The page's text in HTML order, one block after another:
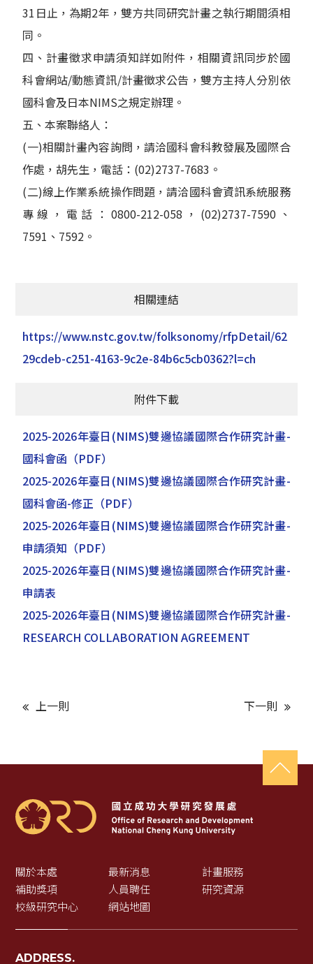
31日止，為期2年，雙方共同研究計畫之執行期間須相
同。
四、計畫徵求申請須知詳如附件，相關資訊同步於國
科會網站/動態資訊/計畫徵求公告，雙方主持人分別依
國科會及日本NIMS之規定辦理。
五、本案聯絡人：
(一)相關計畫內容詢問，請洽國科會科教發展及國際合
作處，胡先生，電話：(02)2737-7683。
(二)線上作業系統操作問題，請洽國科會資訊系統服務
專線，電話：0800-212-058，(02)2737-7590、
7591、7592。
相關連結
https://www.nstc.gov.tw/folksonomy/rfpDetail/62
29cdeb-c251-4163-9c2e-84b6c5cb0362?l=ch
附件下載
2025-2026年臺日(NIMS)雙邊協議國際合作研究計畫-
國科會函 （PDF）
2025-2026年臺日(NIMS)雙邊協議國際合作研究計畫-
國科會函-修正 （PDF）
2025-2026年臺日(NIMS)雙邊協議國際合作研究計畫-
申請須知 （PDF）
2025-2026年臺日(NIMS)雙邊協議國際合作研究計畫-
申請表
2025-2026年臺日(NIMS)雙邊協議國際合作研究計畫-
RESEARCH COLLABORATION AGREEMENT
上一則 下一則
關於本處 最新消息
計畫服務
補助獎項
人員聘任
研究資源
校級研究中心
網站地圖
ADDRESS.